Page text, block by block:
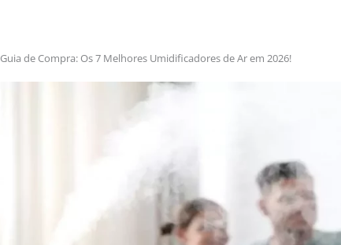
Guia de Compra: Os 7 Melhores Umidificadores de Ar em 2026!